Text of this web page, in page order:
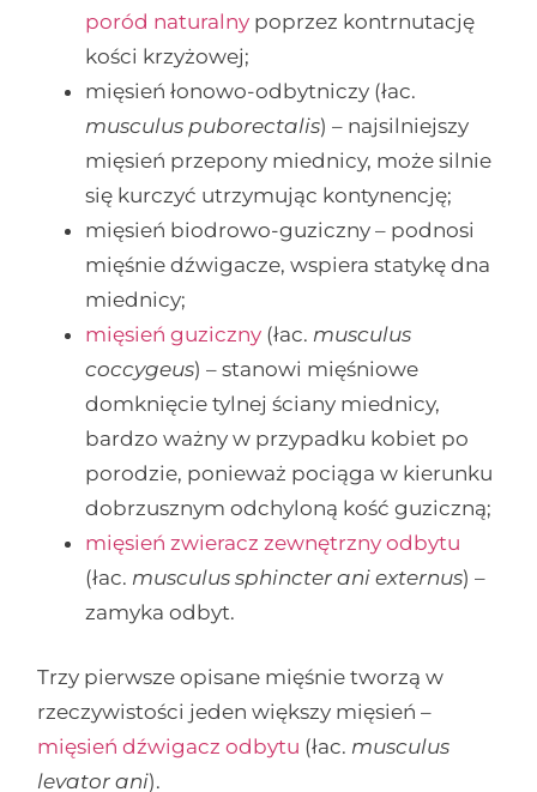
poród naturalny poprzez kontrnutację
kości krzyżowej;
mięsień łonowo-odbytniczy (łac.
musculus puborectalis) – najsilniejszy
mięsień przepony miednicy, może silnie
się kurczyć utrzymując kontynencję;
mięsień biodrowo-guziczny – podnosi
mięśnie dźwigacze, wspiera statykę dna
miednicy;
mięsień guziczny (łac. musculus
coccygeus) – stanowi mięśniowe
domknięcie tylnej ściany miednicy,
bardzo ważny w przypadku kobiet po
porodzie, ponieważ pociąga w kierunku
dobrzusznym odchyloną kość guziczną;
mięsień zwieracz zewnętrzny odbytu
(łac. musculus sphincter ani externus) –
zamyka odbyt.
Trzy pierwsze opisane mięśnie tworzą w
rzeczywistości jeden większy mięsień –
mięsień dźwigacz odbytu (łac. musculus
levator ani).